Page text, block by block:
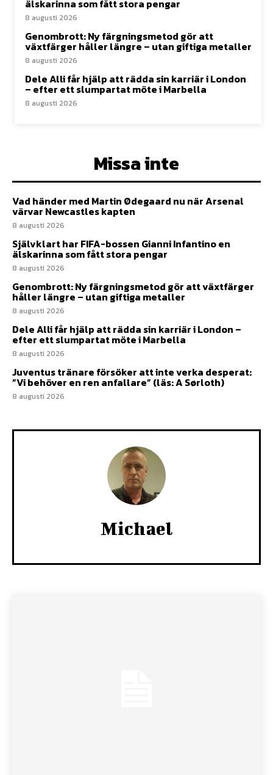
älskarinna som fått stora pengar
8 augusti 2026
Genombrott: Ny färgningsmetod gör att
växtfärger håller längre – utan giftiga metaller
8 augusti 2026
Dele Alli får hjälp att rädda sin karriär i London
– efter ett slumpartat möte i Marbella
8 augusti 2026
Missa inte
Vad händer med Martin Ødegaard nu när Arsenal
värvar Newcastles kapten
8 augusti 2026
Självklart har FIFA-bossen Gianni Infantino en
älskarinna som fått stora pengar
8 augusti 2026
Genombrott: Ny färgningsmetod gör att växtfärger
håller längre – utan giftiga metaller
8 augusti 2026
Dele Alli får hjälp att rädda sin karriär i London –
efter ett slumpartat möte i Marbella
8 augusti 2026
Juventus tränare försöker att inte verka desperat:
”Vi behöver en ren anfallare” (läs: A Sørloth)
8 augusti 2026
Michael